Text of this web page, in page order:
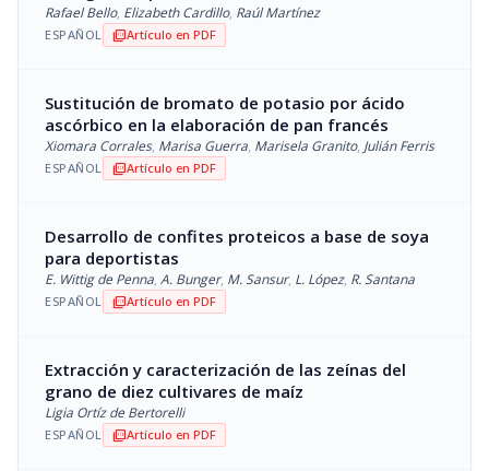
Rafael Bello, Elizabeth Cardillo, Raúl Martínez
ESPAÑOL picture_as_pdfArtículo en PDF
Sustitución de bromato de potasio por ácido
ascórbico en la elaboración de pan francés
Xiomara Corrales, Marisa Guerra, Marisela Granito, Julián Ferris
ESPAÑOL picture_as_pdfArtículo en PDF
Desarrollo de confites proteicos a base de soya
para deportistas
E. Wittig de Penna, A. Bunger, M. Sansur, L. López, R. Santana
ESPAÑOL picture_as_pdfArtículo en PDF
Extracción y caracterización de las zeínas del
grano de diez cultivares de maíz
Ligia Ortíz de Bertorelli
ESPAÑOL picture_as_pdfArtículo en PDF